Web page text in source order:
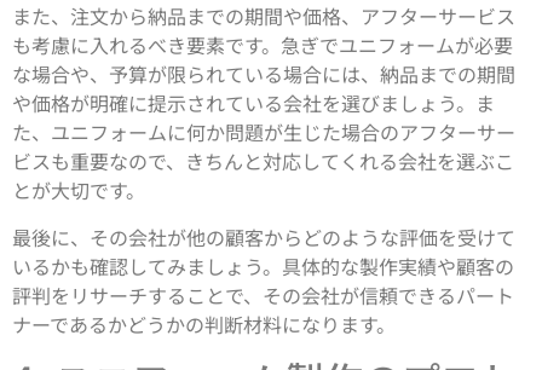
また、注文から納品までの期間や価格、アフターサービス
も考慮に入れるべき要素です。急ぎでユニフォームが必要
な場合や、予算が限られている場合には、納品までの期間
や価格が明確に提示されている会社を選びましょう。ま
た、ユニフォームに何か問題が生じた場合のアフターサー
ビスも重要なので、きちんと対応してくれる会社を選ぶこ
とが大切です。
最後に、その会社が他の顧客からどのような評価を受けて
いるかも確認してみましょう。具体的な製作実績や顧客の
評判をリサーチすることで、その会社が信頼できるパート
ナーであるかどうかの判断材料になります。